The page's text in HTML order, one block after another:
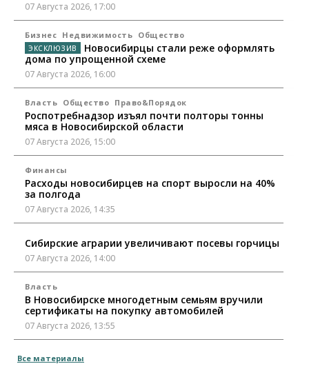
07 Августа 2026, 17:00
Бизнес Недвижимость Общество
Новосибирцы стали реже оформлять
дома по упрощенной схеме
07 Августа 2026, 16:00
Власть Общество Право&Порядок
Роспотребнадзор изъял почти полторы тонны
мяса в Новосибирской области
07 Августа 2026, 15:00
Финансы
Расходы новосибирцев на спорт выросли на 40%
за полгода
07 Августа 2026, 14:35
Сибирские аграрии увеличивают посевы горчицы
07 Августа 2026, 14:00
Власть
В Новосибирске многодетным семьям вручили
сертификаты на покупку автомобилей
07 Августа 2026, 13:55
Треть автовладельцев в Новосибирской области
Все материалы